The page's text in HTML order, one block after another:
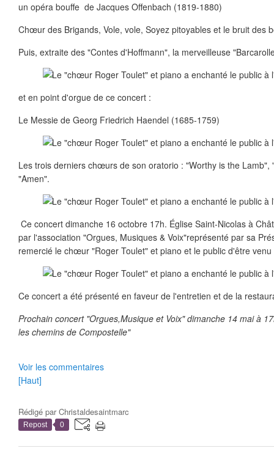
un opéra bouffe de Jacques Offenbach (1819-1880)
Chœur des Brigands, Vole, vole, Soyez pitoyables et le bruit des
Puis, extraite des "Contes d'Hoffmann", la merveilleuse
et en point d'orgue de ce concert :
Le Messie de Georg Friedrich Haendel (1685-1759)
Les trois derniers chœurs de son oratorio : "Worthy is the Lamb",
"Amen".
Ce concert dimanche 16 octobre 17h. Église Saint-Nicolas à
par l'association "Orgues, Musiques & Voix"représenté par sa
remercié le chœur "Roger Toulet" et piano et le public d'être
Ce concert a été présenté en faveur de l'entretien et de la
Prochain concert "Orgues,Musique et Voix" dimanche 14 mai à
les chemins de Compostelle"
Voir les commentaires
[Haut]
Rédigé parChristaldesaintmarc
Repost 0